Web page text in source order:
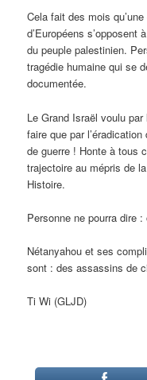
Cela fait des mois
d’Européens s’opposent
du peuple palestinien.
tragédie humaine qui se
documentée.
Le Grand Israël voulu
faire que par
de guerre ! Honte à tous
trajectoire au mépris de
Histoire.
Personne ne pourra dire
Nétanyahou et ses
sont : des assassins de
Ti Wi (GLJD)